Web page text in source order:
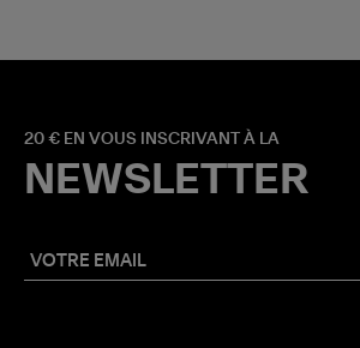
20 € EN VOUS INSCRIVANT À LA
NEWSLETTER